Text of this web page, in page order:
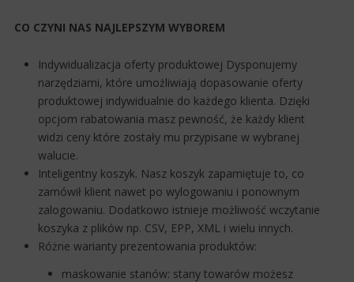
CO CZYNI NAS NAJLEPSZYM WYBOREM
Indywidualizacja oferty produktowej Dysponujemy
narzędziami, które umożliwiają dopasowanie oferty
produktowej indywidualnie do każdego klienta. Dzięki
opcjom rabatowania masz pewność, że każdy klient
widzi ceny które zostały mu przypisane w wybranej
walucie.
Inteligentny koszyk. Nasz koszyk zapamiętuje to, co
zamówił klient nawet po wylogowaniu i ponownym
zalogowaniu. Dodatkowo istnieje możliwość wczytanie
koszyka z plików np. CSV, EPP, XML i wielu innych.
Różne warianty prezentowania produktów:
maskowanie stanów: stany towarów możesz